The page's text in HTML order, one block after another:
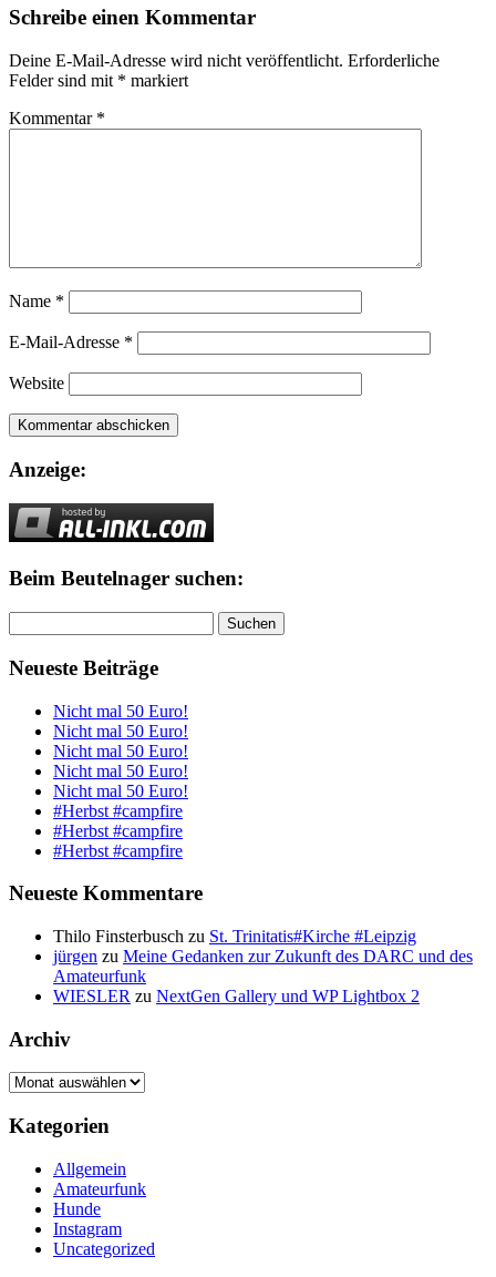
Schreibe einen Kommentar
Deine E-Mail-Adresse wird nicht veröffentlicht. Erforderliche
Felder sind mit * markiert
Kommentar *
Name *
E-Mail-Adresse *
Website
Anzeige:
Beim Beutelnager suchen:
nach:
Neueste Beiträge
Nicht mal 50 Euro!
Nicht mal 50 Euro!
Nicht mal 50 Euro!
Nicht mal 50 Euro!
Nicht mal 50 Euro!
#Herbst #campfire
#Herbst #campfire
#Herbst #campfire
Neueste Kommentare
Thilo Finsterbusch zu St. Trinitatis#Kirche #Leipzig
jürgen zu Meine Gedanken zur Zukunft des DARC und des
Amateurfunk
WIESLER zu NextGen Gallery und WP Lightbox 2
Archiv
Archiv
Kategorien
Allgemein
Amateurfunk
Hunde
Instagram
Uncategorized